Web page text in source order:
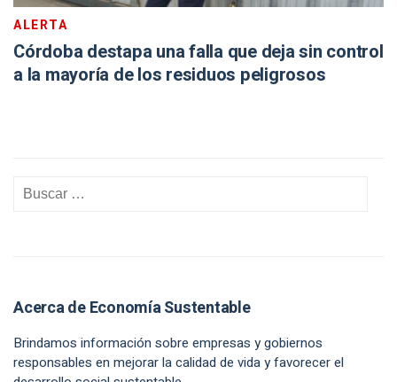
ALERTA
Córdoba destapa una falla que deja sin control
a la mayoría de los residuos peligrosos
Acerca de Economía Sustentable
Brindamos información sobre empresas y gobiernos
responsables en mejorar la calidad de vida y favorecer el